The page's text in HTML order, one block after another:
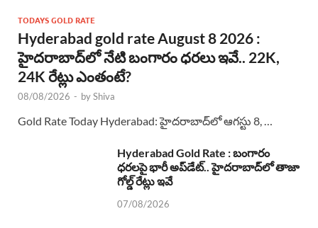
TODAYS GOLD RATE
Hyderabad gold rate August 8 2026 :
హైదరాబాద్‌లో నేటి బంగారం ధరలు ఇవే.. 22K,
24K రేట్లు ఎంతంటే?
08/08/2026 - byShiva
Gold Rate Today Hyderabad: హైదరాబాద్‌లో ఆగస్టు 8, …
Hyderabad Gold Rate : బంగారం
ధరలపై భారీ అప్‌డేట్.. హైదరాబాద్‌లో తాజా
గోల్డ్ రేట్లు ఇవే
07/08/2026